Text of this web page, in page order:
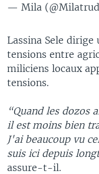
— Mila
Lassina Sele dirige
tensions entre
miliciens locaux
tensions.
“Quand les dozos
il est moins bien
J'ai beaucoup vu
suis ici depuis
assure-t-il.